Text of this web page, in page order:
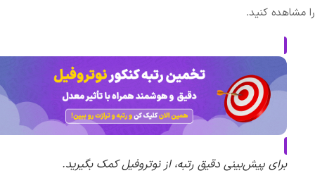
کنید.
برای پیش‌بینی دقیق رتبه، از نوتروفیل کمک بگیرید.